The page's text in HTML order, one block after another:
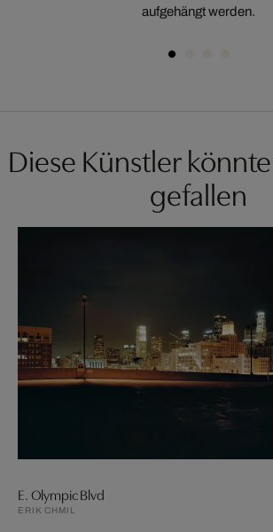
aufgehängt werden.
Diese Künstler
gefallen
E. Olympic Blvd
ERIK CHMIL